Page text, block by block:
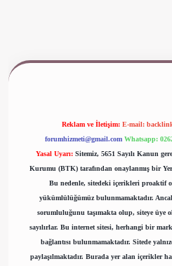
Reklam ve İletişim: E-mail:
forumhizmeti@gmail.com Whatsapp:
Yasal Uyarı: Sitemiz, 5651 Sayılı Kanun
Kurumu (BTK) tarafından onaylanmış bir
Bu nedenle, sitedeki içerikleri proaktif
yükümlülüğümüz bulunmamaktadır.
sorumluluğunu taşımakta olup, siteye
sayılırlar. Bu internet sitesi, herhangi bir
bağlantısı bulunmamaktadır. Sitede
paylaşılmaktadır. Burada yer alan içerikler